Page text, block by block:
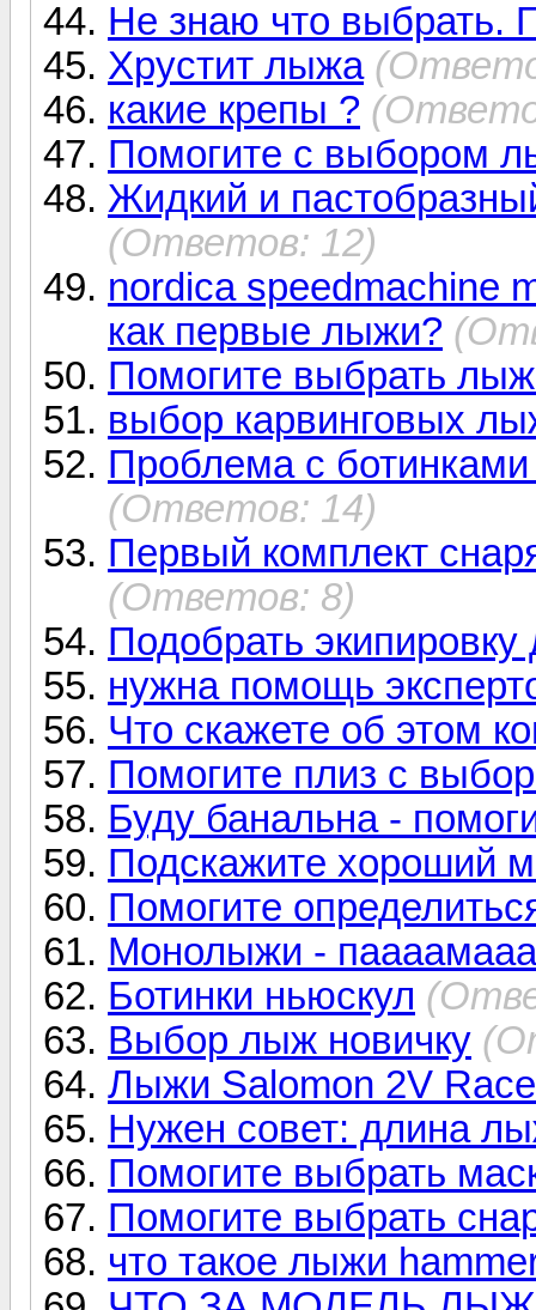
Не знаю что выбрать.
Хрустит лыжа
какие крепы ?
Помогите с выбором
Жидкий и
(Ответов: 12)
nordica speedmachine
как первые лыжи?
Помогите выбрать
выбор карвинговых
Проблема с
(Ответов: 14)
Первый комплект
(Ответов: 8)
Подобрать
нужна помощь
Что скажете об этом
Помогите плиз с
Буду банальна -
Подскажите хороший
Помогите
Монолыжи -
Ботинки ньюскул
Выбор лыж новичку
Лыжи Salomon 2V Race
Нужен совет: длина
Помогите выбрать
Помогите выбрать
что такое лыжи